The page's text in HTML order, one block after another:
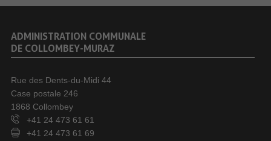
ADMINISTRATION COMMUNALE
DE COLLOMBEY-MURAZ
Rue des Dents-du-Midi 44
Case postale 246
1868 Collombey
+41 24 473 61 61
+41 24 473 61 69